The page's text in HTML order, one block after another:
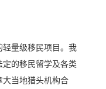
量级移民项目。我
的移民留学及各类
当地猎头机构合